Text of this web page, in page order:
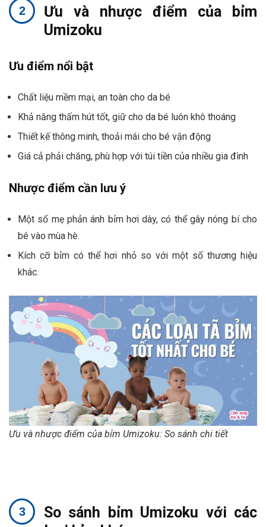
Ưu và nhược điểm của bỉm
Umizoku
Ưu điểm nổi bật
Chất liệu mềm mại, an toàn cho da bé
Khả năng thấm hút tốt, giữ cho da bé luôn khô thoáng
Thiết kế thông minh, thoải mái cho bé vận động
Giá cả phải chăng, phù hợp với túi tiền của nhiều gia đình
Nhược điểm cần lưu ý
Một số mẹ phản ánh bỉm hơi dày, có thể gây nóng bí cho
bé vào mùa hè.
Kích cỡ bỉm có thể hơi nhỏ so với một số thương hiệu
khác.
Ưu và nhược điểm của bỉm Umizoku: So sánh chi tiết
So sánh bỉm Umizoku với các